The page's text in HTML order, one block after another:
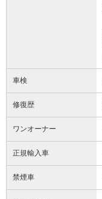
車検
修復歴
ワンオーナー
正規輸入車
禁煙車